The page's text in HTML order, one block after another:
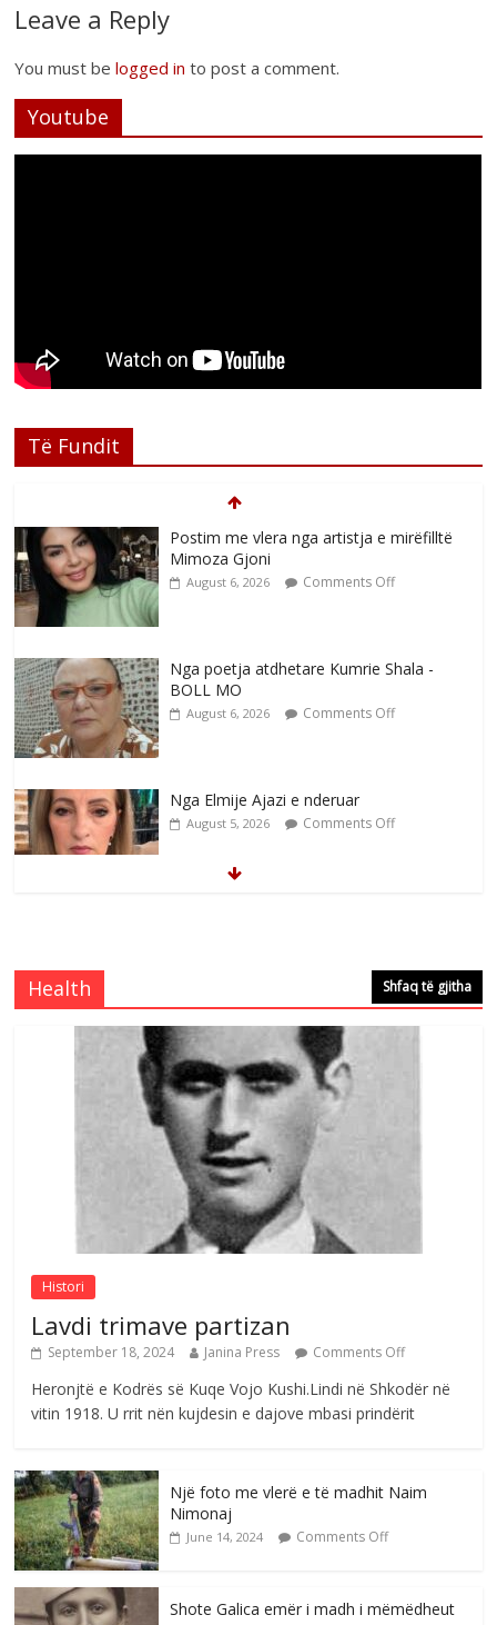
Leave a Reply
You must belogged in to post a comment.
Youtube
Të Fundit
Postim me vlera nga artistja e mirëfilltë
Mimoza Gjoni
August 6, 2026 Comments Off
Nga poetja atdhetare Kumrie Shala -
BOLL MO
August 6, 2026 Comments Off
Nga Elmije Ajazi e nderuar
August 5, 2026 Comments Off
Comments Off
Çlirimtari Mentor Mushkolaj nderohet
me mirenjohje nga Xhevdet Qeriqi Dega
e invalidëve në Fushë Kosovë
August 4, 2026 Comments Off
Sulm , pse të dua ty
August 8, 2026 Comments Off
Health Shfaq të gjitha
Histori
Lavdi trimave partizan
September 18, 2024 Janina Press Comments Off
Heronjtë e Kodrës së Kuqe Vojo Kushi.Lindi në Shkodër në
vitin 1918. U rrit nën kujdesin e dajove mbasi prindërit
Një foto me vlerë e të madhit Naim
Nimonaj
June 14, 2024 Comments Off
Shote Galica emër i madh i mëmëdheut